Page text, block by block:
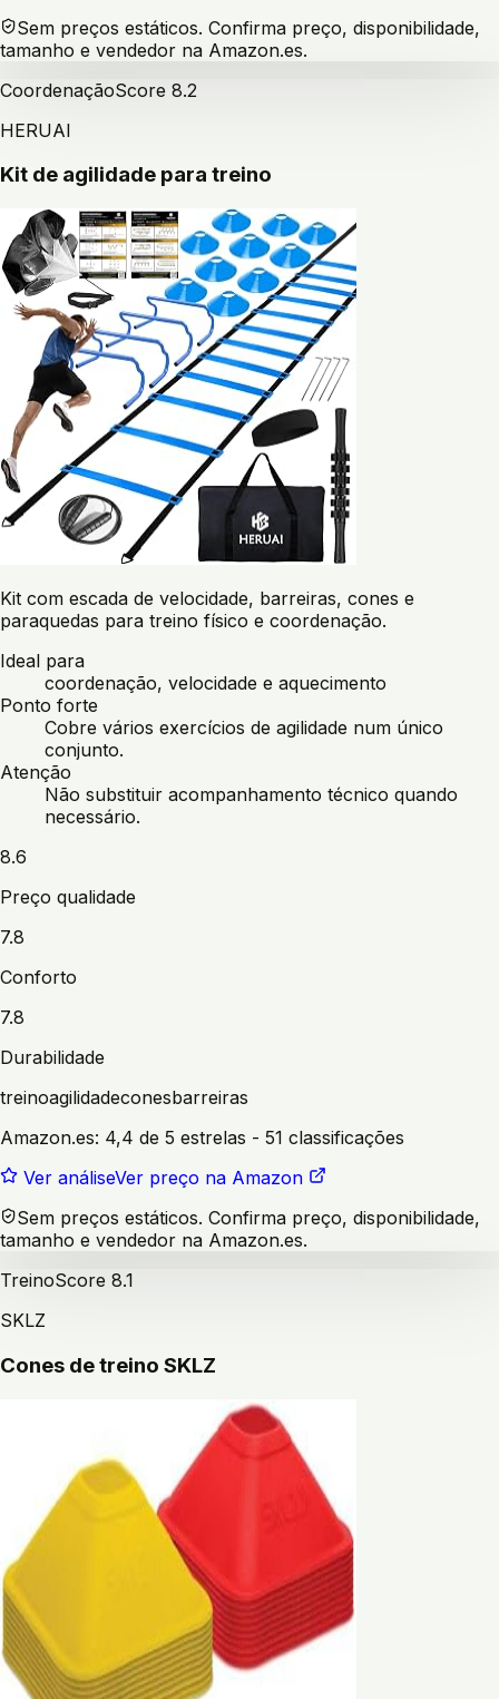
Sem preços estáticos. Confirma preço, disponibilidade,
tamanho e vendedor na Amazon.es.
CoordenaçãoScore 8.2
HERUAI
Kit de agilidade para treino
Kit com escada de velocidade, barreiras, cones e
paraquedas para treino físico e coordenação.
Ideal para
coordenação, velocidade e aquecimento
Ponto forte
Cobre vários exercícios de agilidade num único
conjunto.
Atenção
Não substituir acompanhamento técnico quando
necessário.
8.6
Preço qualidade
7.8
Conforto
7.8
Durabilidade
treinoagilidadeconesbarreiras
Amazon.es: 4,4 de 5 estrelas - 51 classificações
Ver análiseVer preço na Amazon
Sem preços estáticos. Confirma preço, disponibilidade,
tamanho e vendedor na Amazon.es.
TreinoScore 8.1
SKLZ
Cones de treino SKLZ